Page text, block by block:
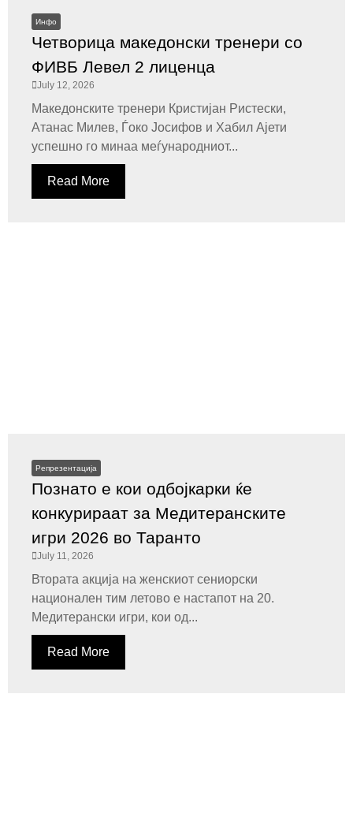
Инфо
Четворица македонски тренери со
ФИВБ Левел 2 лиценца
July 12, 2026
Македонските тренери Кристијан Ристески,
Атанас Милев, Ѓоко Јосифов и Хабил Ајети
успешно го минаа меѓународниот...
Read More
Репрезентација
Познато е кои одбојкарки ќе
конкурираат за Медитеранските
игри 2026 во Таранто
July 11, 2026
Втората акција на женскиот сениорски
национален тим летово е настапот на 20.
Медитерански игри, кои од...
Read More